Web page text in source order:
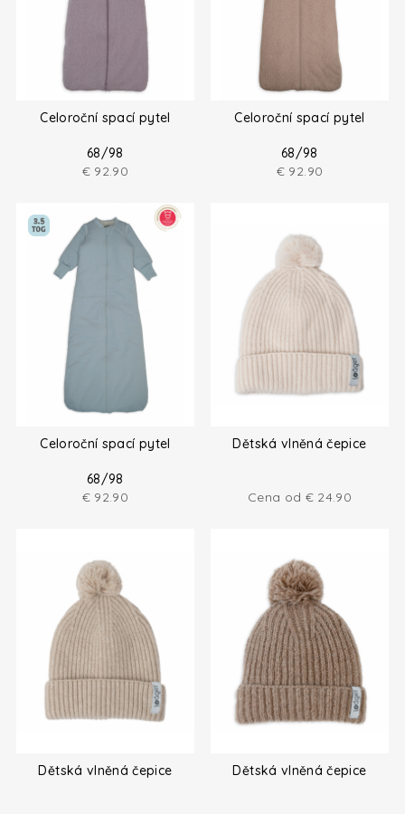
Celoroční spací pytel
68/98
€ 92.90
Celoroční spací pytel
68/98
€ 92.90
Celoroční spací pytel
68/98
€ 92.90
Dětská vlněná čepice
Cena od € 24.90
Dětská vlněná čepice Dětská vlněná čepice